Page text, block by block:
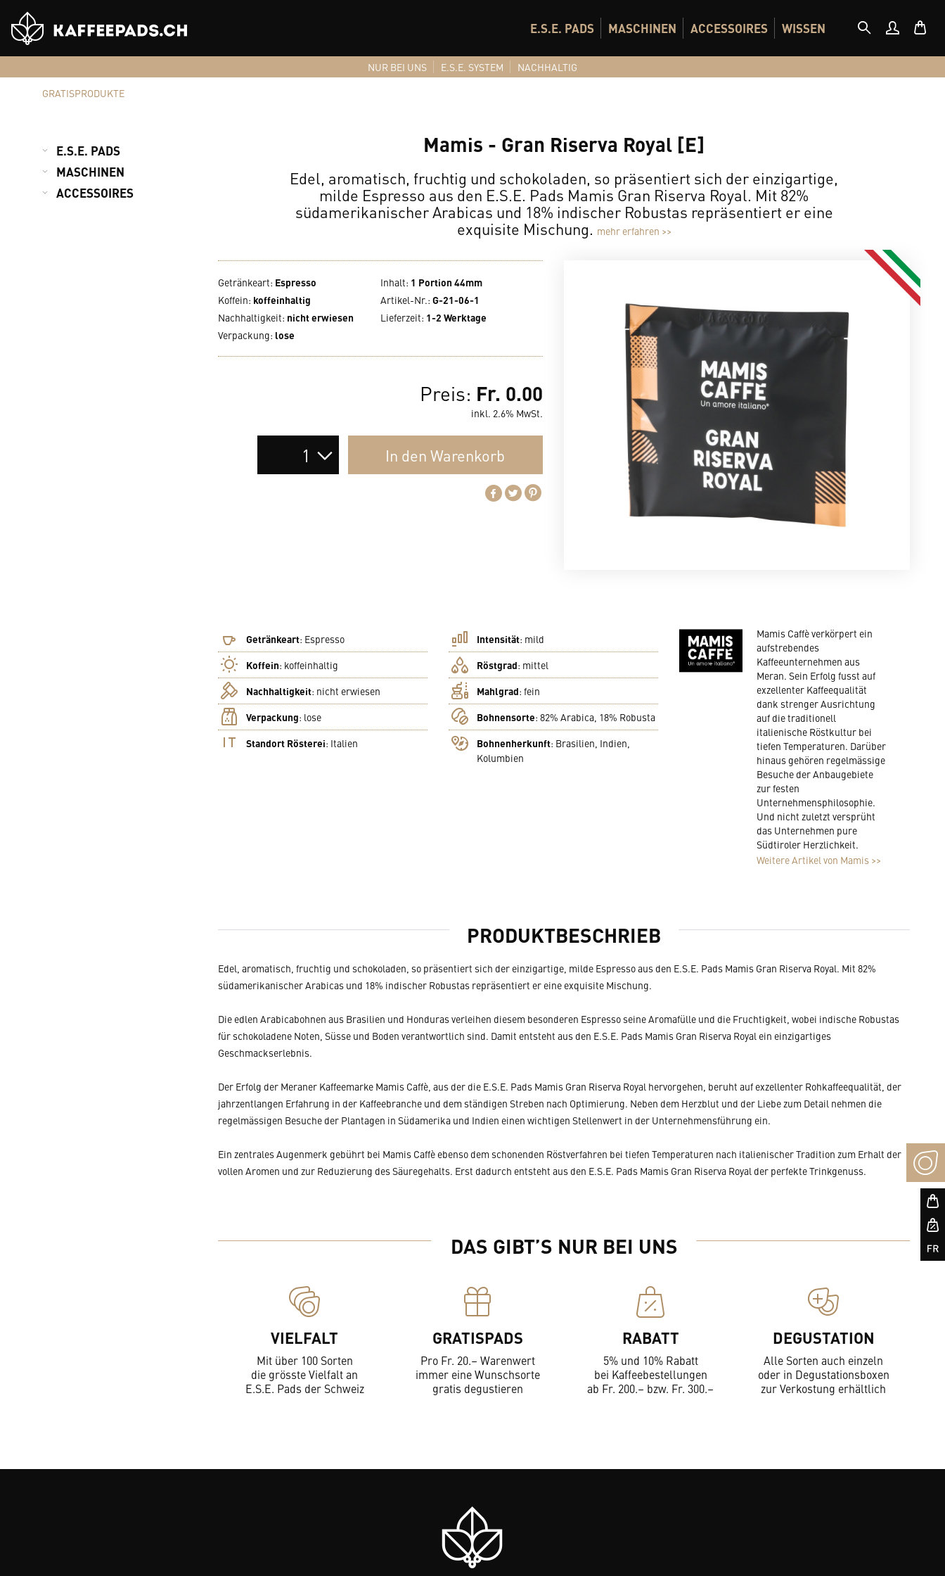
Shop
Logo
E.S.E. PADS MASCHINEN ACCESSOIRES WISSEN
NUR BEI UNS E.S.E. SYSTEM
NACHHALTIG
GRATISPRODUKTE
E.S.E. PADS
MASCHINEN
ACCESSOIRES
Mamis - Gran Riserva Royal [E]
Edel, aromatisch, fruchtig und schokoladen, so präsentiert sich der einzigartige,
milde Espresso aus den E.S.E. Pads Mamis Gran Riserva Royal. Mit 82%
südamerikanischer Arabicas und 18% indischer Robustas repräsentiert er eine
exquisite Mischung. mehr erfahren >>
Getränkeart: Espresso
Koffein: koffeinhaltig
Nachhaltigkeit: nicht erwiesen
Verpackung: lose
Inhalt: 1 Portion 44mm
Artikel-Nr.: G-21-06-1
Lieferzeit: 1-2 Werktage
Preis: Fr. 0.00
inkl. 2.6% MwSt.
In den Warenkorb
Getränkeart: Espresso
Koffein: koffeinhaltig
Nachhaltigkeit: nicht erwiesen
Verpackung: lose
Standort Rösterei: Italien
Intensität: mild
Röstgrad: mittel
Mahlgrad: fein
Bohnensorte: 82% Arabica, 18% Robusta
Bohnenherkunft: Brasilien, Indien,
Kolumbien
Mamis Caffè verkörpert ein
aufstrebendes
Kaffeeunternehmen aus
Meran. Sein Erfolg fusst auf
exzellenter Kaffeequalität
dank strenger Ausrichtung
auf die traditionell
italienische Röstkultur bei
tiefen Temperaturen. Darüber
hinaus gehören regelmässige
Besuche der Anbaugebiete
zur festen
Unternehmensphilosophie.
Und nicht zuletzt versprüht
das Unternehmen pure
Südtiroler Herzlichkeit.
Weitere Artikel von Mamis >>
PRODUKTBESCHRIEB
Edel, aromatisch, fruchtig und schokoladen, so präsentiert sich der einzigartige, milde Espresso aus den E.S.E. Pads Mamis Gran Riserva Royal. Mit 82%
südamerikanischer Arabicas und 18% indischer Robustas repräsentiert er eine exquisite Mischung.
Die edlen Arabicabohnen aus Brasilien und Honduras verleihen diesem besonderen Espresso seine Aromafülle und die Fruchtigkeit, wobei indische Robustas
für schokoladene Noten, Süsse und Boden verantwortlich sind. Damit entsteht aus den E.S.E. Pads Mamis Gran Riserva Royal ein einzigartiges
Geschmackserlebnis.
Der Erfolg der Meraner Kaffeemarke Mamis Caffè, aus der die E.S.E. Pads Mamis Gran Riserva Royal hervorgehen, beruht auf exzellenter Rohkaffeequalität, der
jahrzentlangen Erfahrung in der Kaffeebranche und dem ständigen Streben nach Optimierung. Neben dem Herzblut und der Liebe zum Detail nehmen die
regelmässigen Besuche der Plantagen in Südamerika und Indien einen wichtigen Stellenwert in der Unternehmensführung ein.
Ein zentrales Augenmerk gebührt bei Mamis Caffè ebenso dem schonenden Röstverfahren bei tiefen Temperaturen nach italienischer Tradition zum Erhalt der
vollen Aromen und zur Reduzierung des Säuregehalts. Erst dadurch entsteht aus den E.S.E. Pads Mamis Gran Riserva Royal der perfekte Trinkgenuss.
DAS GIBT’S NUR BEI UNS
VIELFALT
Mit über 100 Sorten
die grösste Vielfalt an
E.S.E. Pads der Schweiz
GRATISPADS
Pro Fr. 20.– Warenwert
immer eine Wunschsorte
gratis degustieren
RABATT
5% und 10% Rabatt
bei Kaffeebestellungen
ab Fr. 200.– bzw. Fr. 300.–
DEGUSTATION
Alle Sorten auch einzeln
oder in Degustationsboxen
zur Verkostung erhältlich